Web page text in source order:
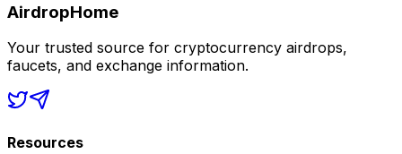
AirdropHome
Your trusted source for cryptocurrency airdrops,
faucets, and exchange information.
Resources